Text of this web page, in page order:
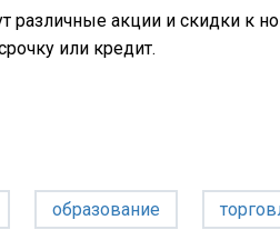
различные акции и скидки к
или кредит.
образование